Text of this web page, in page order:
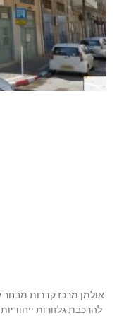
אולמן מרכז קדרות מבחר
להרכבת גלזורות